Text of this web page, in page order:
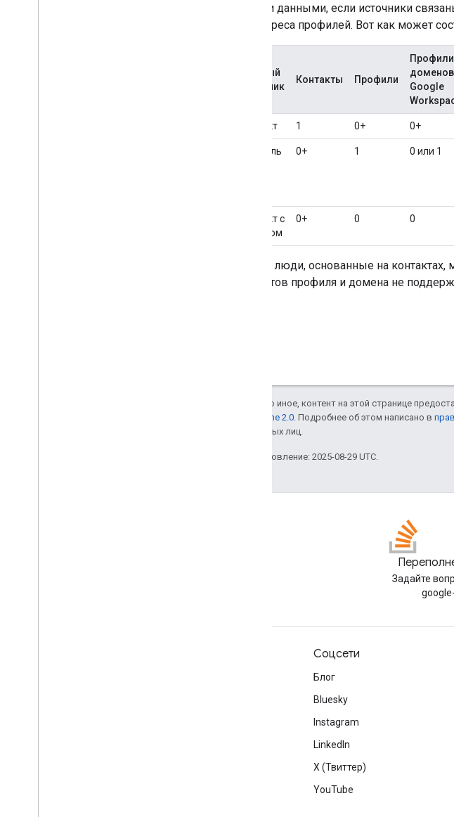
с этими данными, если источники
URL-адреса профилей. Вот как может
Главный
источник
Контакты Профили
Профили
доменов
Google
Контакт 1 0+ 0+
Профиль 0+ 1 0 или 1
Контакт с
доменом
0+ 0 0
Только люди, основанные на
контактов профиля и домена не
Если не указано иное, контент на этой странице
лицензии Apache 2.0 . Подробнее об этом написано в
аффилированных лиц.
Последнее обновление: 2025-08-29 UTC.
Задайте
Соцсети
Блог
Bluesky
Instagram
LinkedIn
X (Твиттер)
YouTube